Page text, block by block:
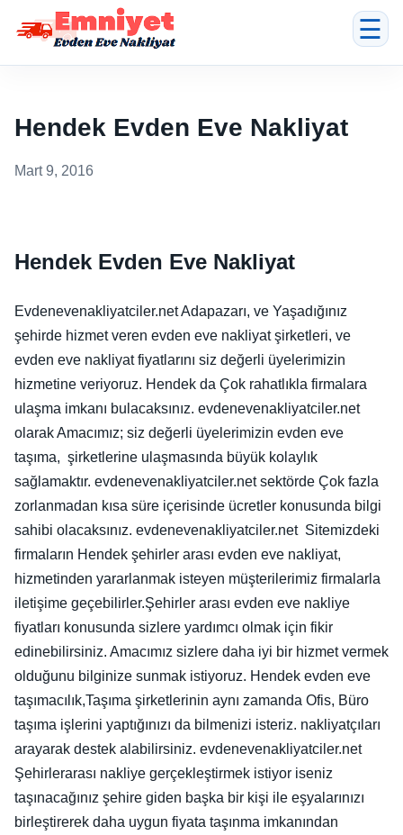
☰
Hendek Evden Eve Nakliyat
Mart 9, 2016
Hendek Evden Eve Nakliyat
Evdenevenakliyatciler.net Adapazarı, ve Yaşadığınız
şehirde hizmet veren evden eve nakliyat şirketleri, ve
evden eve nakliyat fiyatlarını siz değerli üyelerimizin
hizmetine veriyoruz. Hendek da Çok rahatlıkla firmalara
ulaşma imkanı bulacaksınız. evdenevenakliyatciler.net
olarak Amacımız; siz değerli üyelerimizin evden eve
taşıma, şirketlerine ulaşmasında büyük kolaylık
sağlamaktır. evdenevenakliyatciler.net sektörde Çok fazla
zorlanmadan kısa süre içerisinde ücretler konusunda bilgi
sahibi olacaksınız. evdenevenakliyatciler.net Sitemizdeki
firmaların Hendek şehirler arası evden eve nakliyat,
hizmetinden yararlanmak isteyen müşterilerimiz firmalarla
iletişime geçebilirler.Şehirler arası evden eve nakliye
fiyatları konusunda sizlere yardımcı olmak için fikir
edinebilirsiniz. Amacımız sizlere daha iyi bir hizmet vermek
olduğunu bilginize sunmak istiyoruz. Hendek evden eve
taşımacılık,Taşıma şirketlerinin aynı zamanda Ofis, Büro
taşıma işlerini yaptığınızı da bilmenizi isteriz. nakliyatçıları
arayarak destek alabilirsiniz. evdenevenakliyatciler.net
Şehirlerarası nakliye gerçekleştirmek istiyor iseniz
taşınacağınız şehire giden başka bir kişi ile eşyalarınızı
birleştirerek daha uygun fiyata taşınma imkanından